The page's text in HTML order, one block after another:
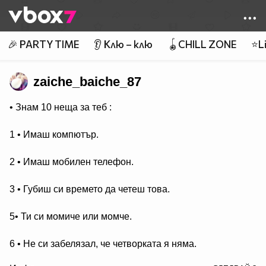
👾
🎉 PARTY TIME 👂 Клю – клю 🪀CHILL ZONE
zaiche_baiche_87
• Знам 10 неща за теб :
1 • Имаш компютър.
2 • Имаш мобилен телефон.
3 • Губиш си времето да четеш това.
5• Ти си момиче или момче.
6 • Не си забелязал, че четворката я няма.